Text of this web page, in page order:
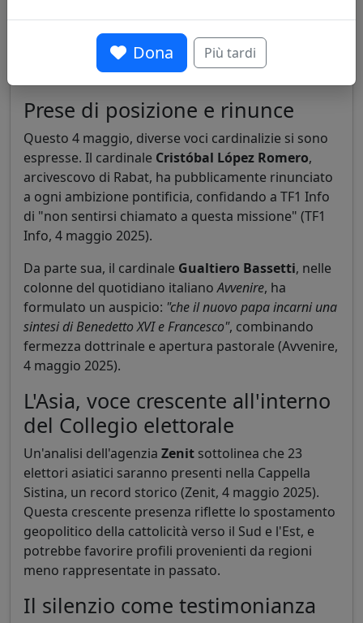
Tagle, Grech, Prevost) e outsider (Arborelius,
Pizzaballa, Aveline), ma riconosce che"nessuno
sembra vicino ai due terzi necessari per l'elezione"
che suggerisce un conclave potenzialmente lungo.
Prese di posizione e rinunce
Questo 4 maggio, diverse voci cardinalizie si sono
espresse. Il cardinale Cristóbal López Romero,
arcivescovo di Rabat, ha pubblicamente rinunciato
a ogni ambizione pontificia, confidando a TF1 Info
di "non sentirsi chiamato a questa missione" (TF1
Info, 4 maggio 2025).
Da parte sua, il cardinale Gualtiero Bassetti, nelle
colonne del quotidiano italianoAvvenire, ha
formulato un auspicio: "che il nuovo papa incarni una
sintesi di Benedetto XVI e Francesco", combinando
fermezza dottrinale e apertura pastorale (Avvenire,
4 maggio 2025).
L'Asia, voce crescente all'interno
del Collegio elettorale
Un'analisi dell'agenzia Zenit sottolinea che 23
elettori asiatici saranno presenti nella Cappella
Sistina, un record storico (Zenit, 4 maggio 2025).
Questa crescente presenza riflette lo spostamento
geopolitico della cattolicità verso il Sud e l'Est, e
potrebbe favorire profili provenienti da regioni
meno rappresentate in passato.
Il silenzio come testimonianza
Dona Più tardi